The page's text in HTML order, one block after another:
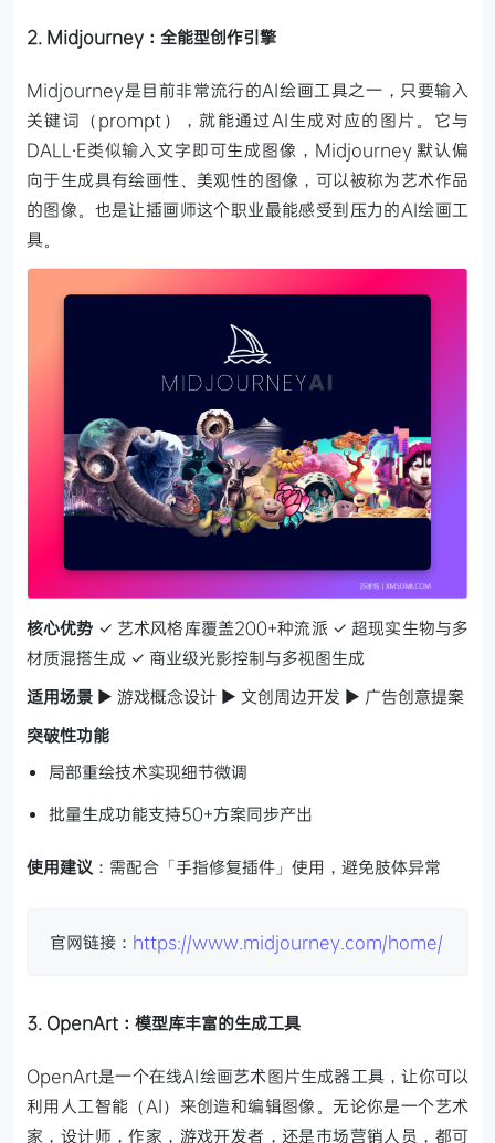
2. Midjourney：全能型创作引擎
Midjourney是目前非常流行的AI绘画工具之一，只要输入
关键词（prompt），就能通过AI生成对应的图片。它与
DALL·E类似输入文字即可生成图像，Midjourney 默认偏
向于生成具有绘画性、美观性的图像，可以被称为艺术作品
的图像。也是让插画师这个职业最能感受到压力的AI绘画工
具。
核心优势 ✓ 艺术风格库覆盖200+种流派 ✓ 超现实生物与多
材质混搭生成 ✓ 商业级光影控制与多视图生成
适用场景 ▶ 游戏概念设计 ▶ 文创周边开发 ▶ 广告创意提案
突破性功能
局部重绘技术实现细节微调
批量生成功能支持50+方案同步产出
使用建议 ：需配合「手指修复插件」使用，避免肢体异常
官网链接： https://www.midjourney.com/home/
3. OpenArt：模型库丰富的生成工具
OpenArt是一个在线AI绘画艺术图片生成器工具，让你可以
利用人工智能（AI）来创造和编辑图像。无论你是一个艺术
家，设计师，作家，游戏开发者，还是市场营销人员，都可